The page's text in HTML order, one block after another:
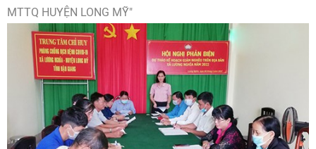
MTTQ HUYỆN LONG MỸ"